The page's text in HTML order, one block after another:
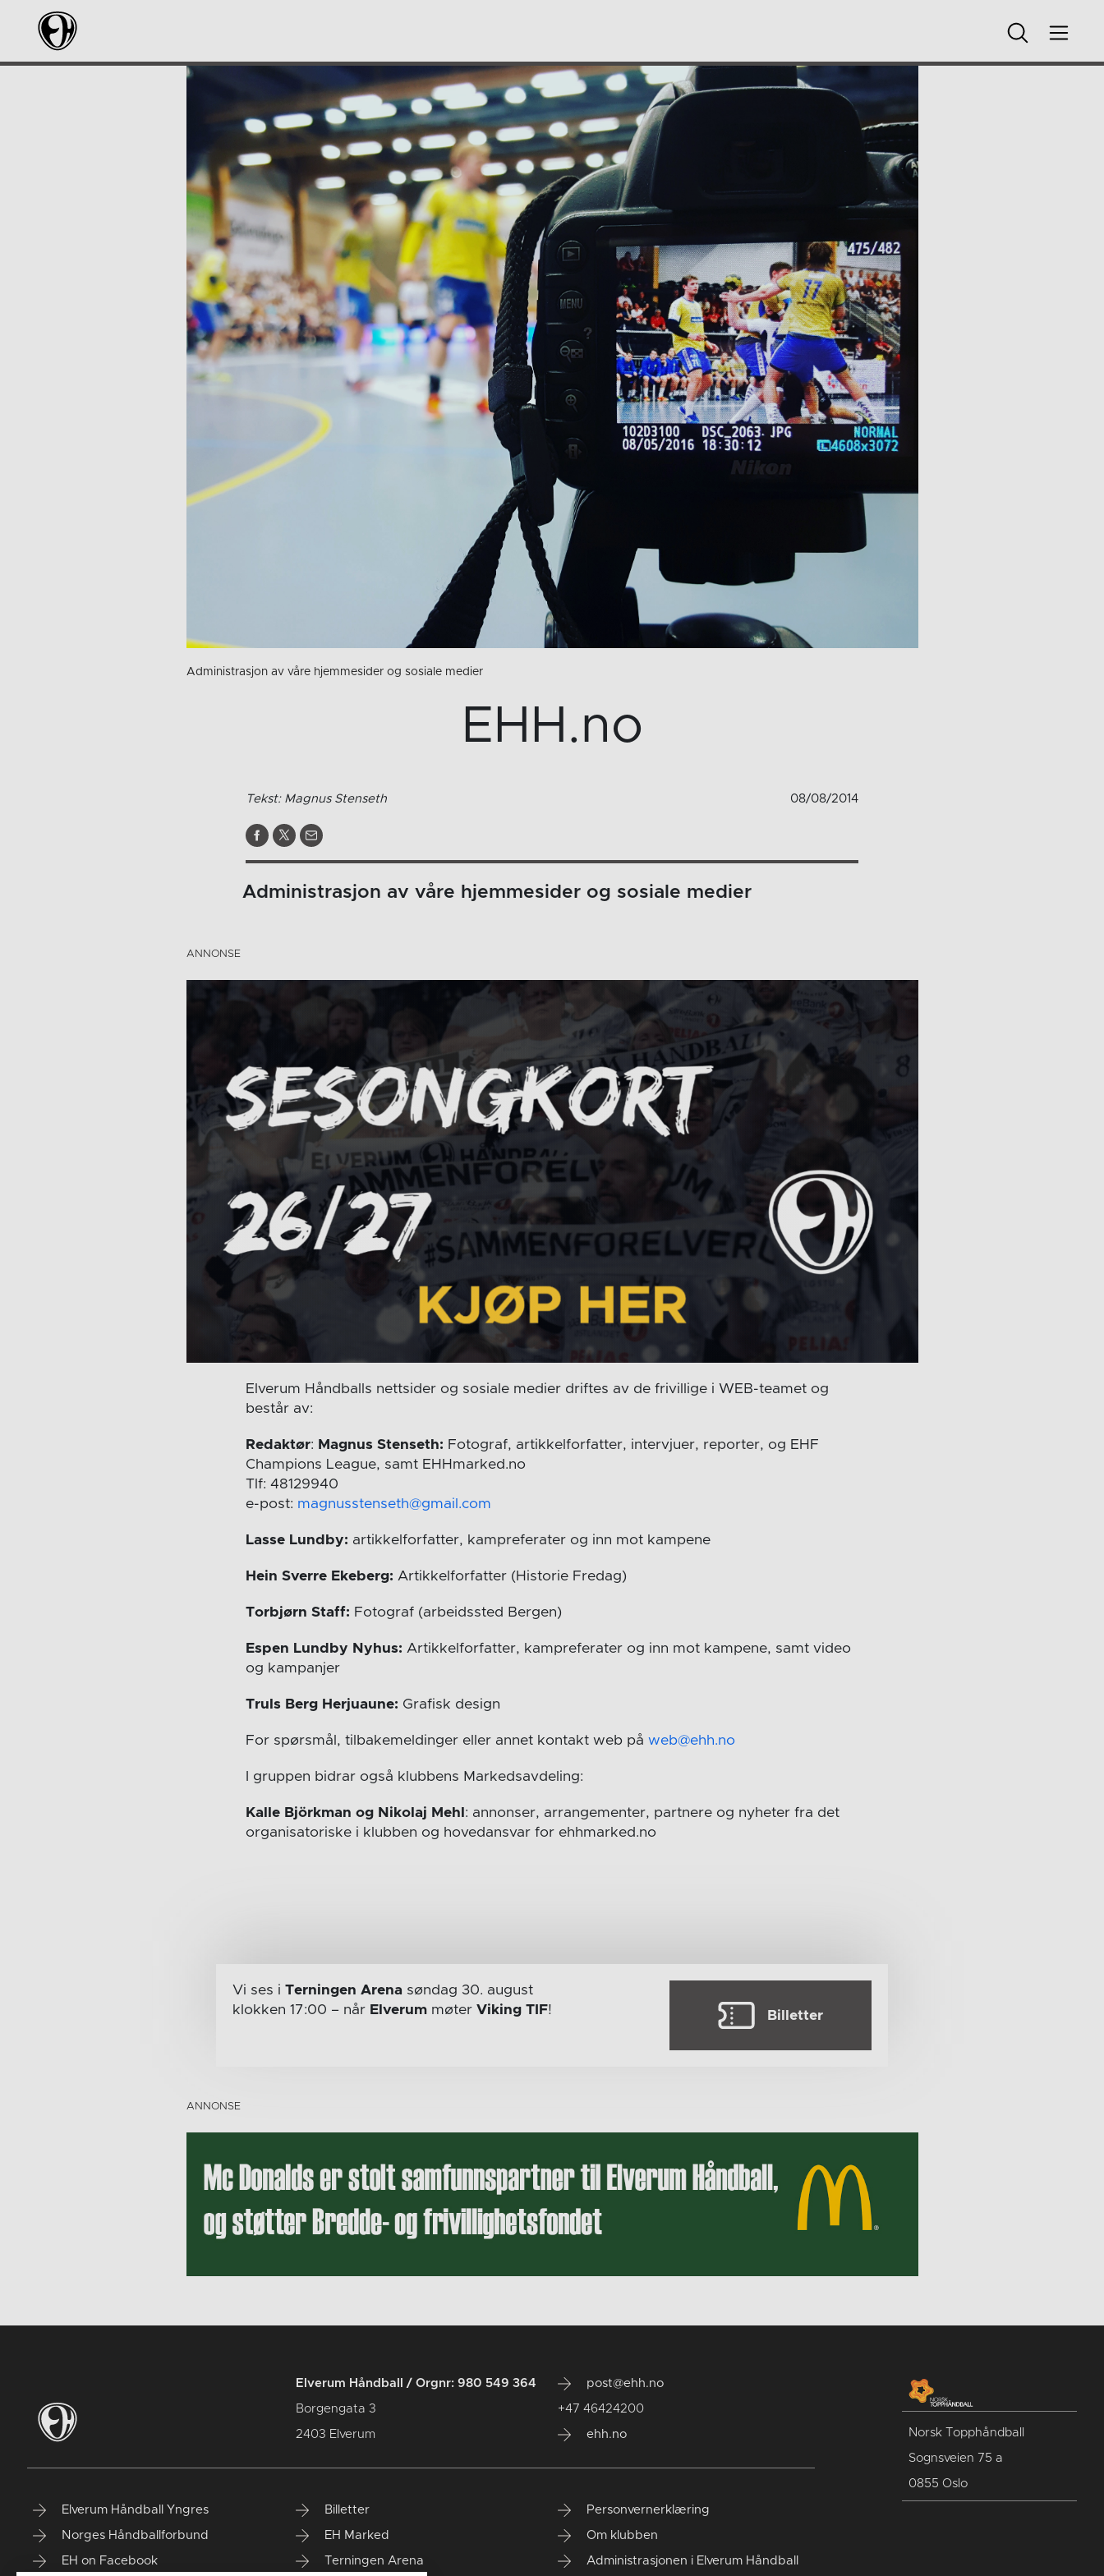
Administrasjon av våre hjemmesider og sosiale medier
EHH.no
Tekst: Magnus Stenseth 08/08/2014
Administrasjon av våre hjemmesider og sosiale medier
Elverum Håndballs nettsider og sosiale medier driftes av de frivillige i WEB-teamet og
består av:
Redaktør: Magnus Stenseth: Fotograf, artikkelforfatter, intervjuer, reporter, og EHF
Champions League, samt EHHmarked.no
Tlf: 48129940
e-post: magnusstenseth@gmail.com
Lasse Lundby: artikkelforfatter, kampreferater og inn mot kampene
Hein Sverre Ekeberg: Artikkelforfatter (Historie Fredag)
Torbjørn Staff: Fotograf (arbeidssted Bergen)
Espen Lundby Nyhus: Artikkelforfatter, kampreferater og inn mot kampene, samt video
og kampanjer
Truls Berg Herjuaune: Grafisk design
For spørsmål, tilbakemeldinger eller annet kontakt web påweb@ehh.no
I gruppen bidrar også klubbens Markedsavdeling:
Kalle Björkman og Nikolaj Mehl : annonser, arrangementer, partnere og nyheter fra det
organisatoriske i klubben og hovedansvar for ehhmarked.no
Vi ses i Terningen Arenasøndag 30. august
klokken 17:00 – når Elverummøter Viking TIF! Billetter
Elverum Håndball / Orgnr: 980 549 364
Borgengata 3
2403 Elverum
post@ehh.no
+47 46424200
ehh.no
Elverum Håndball Yngres
Norges Håndballforbund
EH on Facebook
Billetter
EH Marked
Terningen Arena
Personvernerklæring
Om klubben
Administrasjonen i Elverum Håndball
Norsk Topphåndball
Sognsveien 75 a
0855 Oslo